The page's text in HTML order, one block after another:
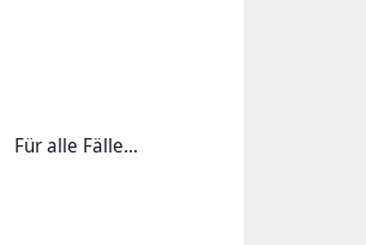
Für alle Fälle...